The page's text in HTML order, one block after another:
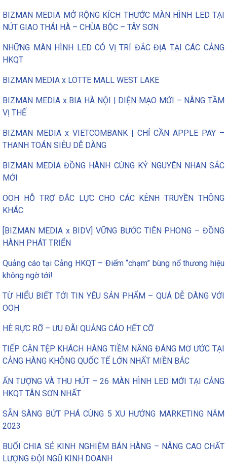
BIZMAN MEDIA MỞ RỘNG KÍCH THƯỚC MÀN HÌNH LED TẠI
NÚT GIAO THÁI HÀ – CHÙA BỘC – TÂY SƠN
NHỮNG MÀN HÌNH LED CÓ VỊ TRÍ ĐẮC ĐỊA TẠI CÁC CẢNG
HKQT
BIZMAN MEDIA x LOTTE MALL WEST LAKE
BIZMAN MEDIA x BIA HÀ NỘI | DIỆN MẠO MỚI – NÂNG TẦM
VỊ THẾ
BIZMAN MEDIA x VIETCOMBANK | CHỈ CẦN APPLE PAY –
THANH TOÁN SIÊU DỄ DÀNG
BIZMAN MEDIA ĐỒNG HÀNH CÙNG KỶ NGUYÊN NHAN SẮC
MỚI
OOH HỖ TRỢ ĐẮC LỰC CHO CÁC KÊNH TRUYỀN THÔNG
KHÁC
[BIZMAN MEDIA x BIDV] VỮNG BƯỚC TIÊN PHONG – ĐỒNG
HÀNH PHÁT TRIỂN
Quảng cáo tại Cảng HKQT – Điểm “chạm” bùng nổ thương hiệu
không ngờ tới!
TỪ HIỂU BIẾT TỚI TIN YÊU SẢN PHẨM – QUÁ DỄ DÀNG VỚI
OOH
HÈ RỰC RỠ – ƯU ĐÃI QUẢNG CÁO HẾT CỠ
TIẾP CẬN TỆP KHÁCH HÀNG TIỀM NĂNG ĐÁNG MƠ ƯỚC TẠI
CẢNG HÀNG KHÔNG QUỐC TẾ LỚN NHẤT MIỀN BẮC
ẤN TƯỢNG VÀ THU HÚT – 26 MÀN HÌNH LED MỚI TẠI CẢNG
HKQT TÂN SƠN NHẤT
SẴN SÀNG BỨT PHÁ CÙNG 5 XU HƯỚNG MARKETING NĂM
2023
BUỔI CHIA SẺ KINH NGHIỆM BÁN HÀNG – NÂNG CAO CHẤT
LƯỢNG ĐỘI NGŨ KINH DOANH